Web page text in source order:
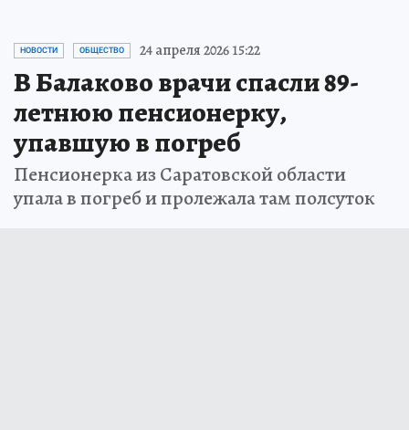
НОВОСТИ ОБЩЕСТВО 24 апреля 2026 15:22
В Балаково врачи спасли 89-
летнюю пенсионерку,
упавшую в погреб
Пенсионерка из Саратовской области
упала в погреб и пролежала там полсуток